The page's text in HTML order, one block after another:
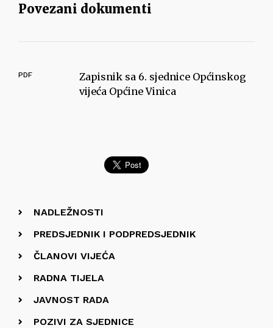
Povezani dokumenti
PDF
Zapisnik sa 6. sjednice Općinskog
vijeća Općine Vinica
NADLEŽNOSTI
PREDSJEDNIK I PODPREDSJEDNIK
ČLANOVI VIJEĆA
RADNA TIJELA
JAVNOST RADA
POZIVI ZA SJEDNICE